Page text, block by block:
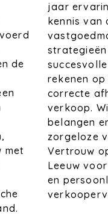
de
met
jaar
kennis van
rekenen
correcte
verkoop.
belangen
zorgeloze
Vertrouw
Leeuw
en